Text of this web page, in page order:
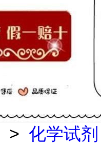
> 化学试剂